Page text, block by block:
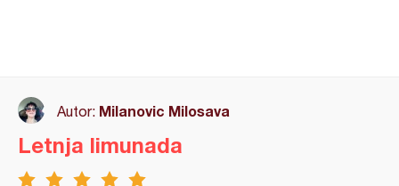
Autor: Milanovic Milosava
Letnja limunada